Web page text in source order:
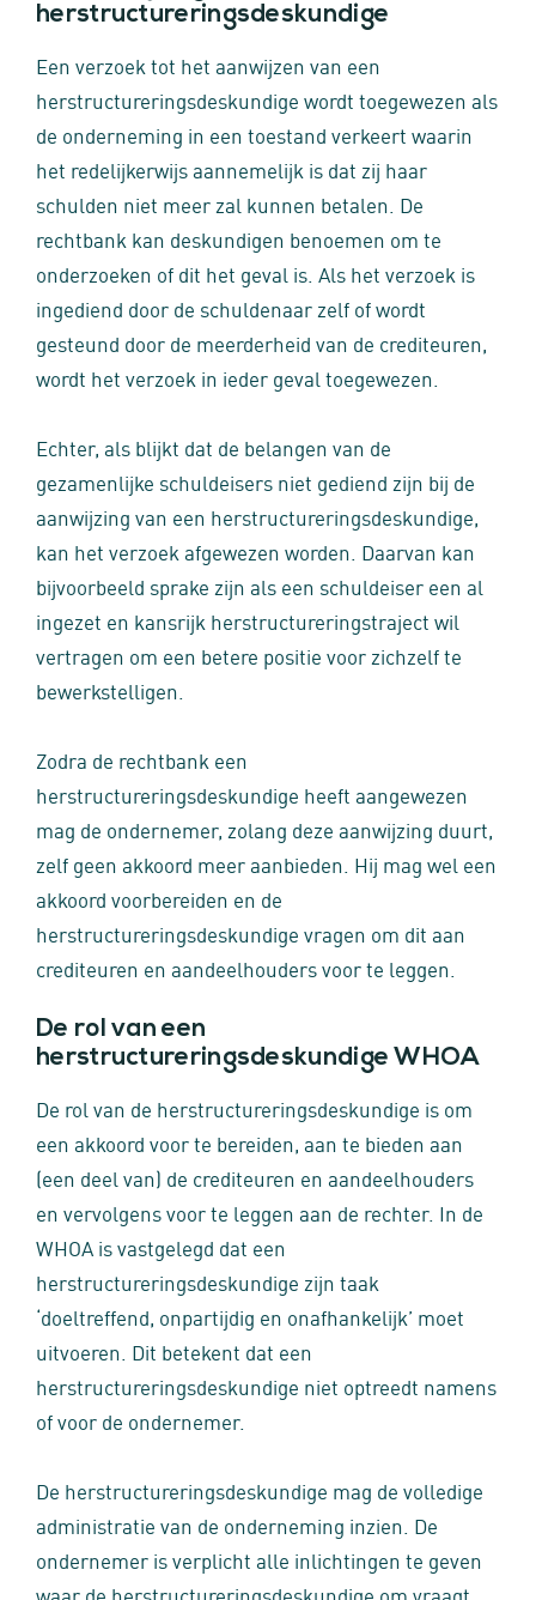
herstructureringsdeskundige
Een verzoek tot het aanwijzen van een
herstructureringsdeskundige wordt toegewezen als
de onderneming in een toestand verkeert waarin
het redelijkerwijs aannemelijk is dat zij haar
schulden niet meer zal kunnen betalen. De
rechtbank kan deskundigen benoemen om te
onderzoeken of dit het geval is. Als het verzoek is
ingediend door de schuldenaar zelf of wordt
gesteund door de meerderheid van de crediteuren,
wordt het verzoek in ieder geval toegewezen.
Echter, als blijkt dat de belangen van de
gezamenlijke schuldeisers niet gediend zijn bij de
aanwijzing van een herstructureringsdeskundige,
kan het verzoek afgewezen worden. Daarvan kan
bijvoorbeeld sprake zijn als een schuldeiser een al
ingezet en kansrijk herstructureringstraject wil
vertragen om een betere positie voor zichzelf te
bewerkstelligen.
Zodra de rechtbank een
herstructureringsdeskundige heeft aangewezen
mag de ondernemer, zolang deze aanwijzing duurt,
zelf geen akkoord meer aanbieden. Hij mag wel een
akkoord voorbereiden en de
herstructureringsdeskundige vragen om dit aan
crediteuren en aandeelhouders voor te leggen.
De rol van een
herstructureringsdeskundige WHOA
De rol van de herstructureringsdeskundige is om
een akkoord voor te bereiden, aan te bieden aan
(een deel van) de crediteuren en aandeelhouders
en vervolgens voor te leggen aan de rechter. In de
WHOA is vastgelegd dat een
herstructureringsdeskundige zijn taak
‘doeltreffend, onpartijdig en onafhankelijk’ moet
uitvoeren. Dit betekent dat een
herstructureringsdeskundige niet optreedt namens
of voor de ondernemer.
De herstructureringsdeskundige mag de volledige
administratie van de onderneming inzien. De
ondernemer is verplicht alle inlichtingen te geven
waar de herstructureringsdeskundige om vraagt.